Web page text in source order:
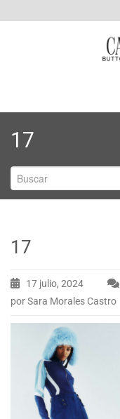
abosa
Botones, cremalleras
17
17
17 julio, 2024
por Sara Morales Castro